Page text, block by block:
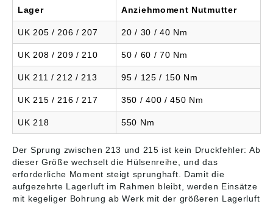
Lager
Anziehmoment Nutmutter
UK 205 / 206 / 207 20 / 30 / 40 Nm
UK 208 / 209 / 210 50 / 60 / 70 Nm
UK 211 / 212 / 213 95 / 125 / 150 Nm
UK 215 / 216 / 217 350 / 400 / 450 Nm
UK 218 550 Nm
Der Sprung zwischen 213 und 215 ist kein Druckfehler: Ab
dieser Größe wechselt die Hülsenreihe, und das
erforderliche Moment steigt sprunghaft. Damit die
aufgezehrte Lagerluft im Rahmen bleibt, werden Einsätze
mit kegeliger Bohrung ab Werk mit der größeren Lagerluft